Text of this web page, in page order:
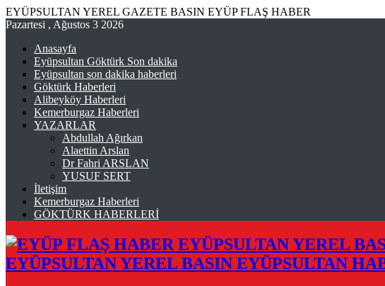
EYÜPSULTAN YEREL GAZETE BASIN EYÜP FLAŞ HABER
Pazartesi , Ağustos 3 2026
Anasayfa
Eyüpsultan Göktürk Son dakika
Eyüpsultan son dakika haberleri
Göktürk Haberleri
Alibeyköy Haberleri
Kemerburgaz Haberleri
YAZARLAR
Abdullah Ağırkan
Alaettin Arslan
Dr Fahri ARSLAN
YUSUF SERT
İletişim
Kemerburgaz Haberleri
GÖKTÜRK HABERLERİ
EYÜPSULTAN YEREL BASIN EYÜPSULTAN